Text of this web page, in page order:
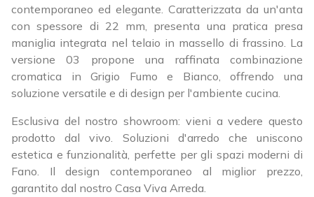
contemporaneo ed elegante. Caratterizzata da un'anta
con spessore di 22 mm, presenta una pratica presa
maniglia integrata nel telaio in massello di frassino. La
versione 03 propone una raffinata combinazione
cromatica in Grigio Fumo e Bianco, offrendo una
soluzione versatile e di design per l'ambiente cucina.
Esclusiva del nostro showroom: vieni a vedere questo
prodotto dal vivo. Soluzioni d'arredo che uniscono
estetica e funzionalità, perfette per gli spazi moderni di
Fano. Il design contemporaneo al miglior prezzo,
garantito dal nostro Casa Viva Arreda.